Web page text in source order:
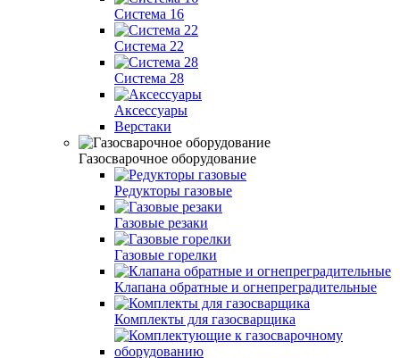
Система 16
Система 22
Система 28
Аксессуары
Верстаки
Газосварочное оборудование
Редукторы газовые
Газовые резаки
Газовые горелки
Клапана обратные и огнепреградительные
Комплекты для газосварщика